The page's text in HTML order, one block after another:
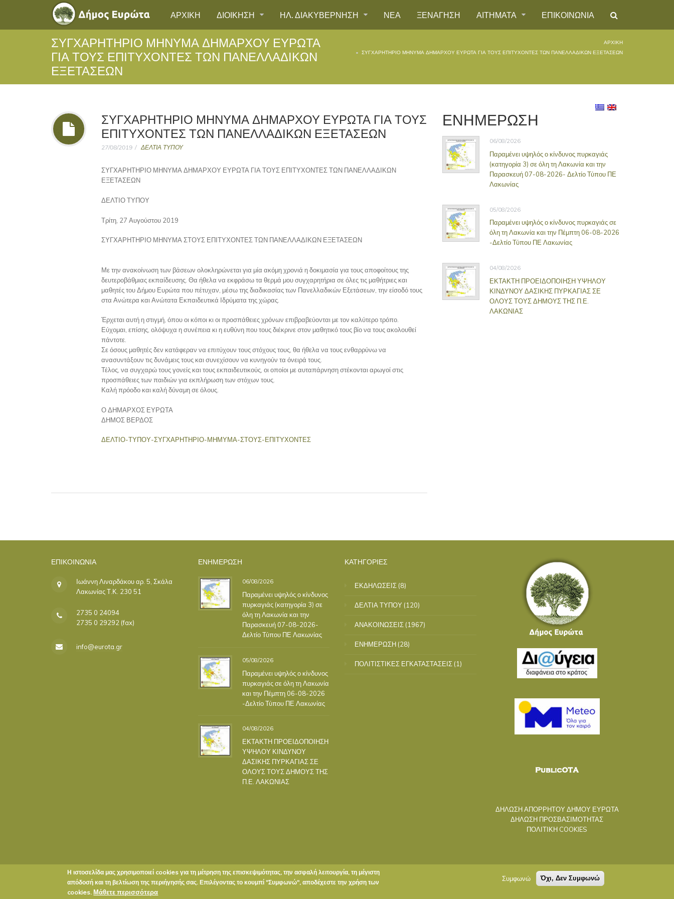
ΑΡΧΙΚΗ ΔΙΟΙΚΗΣΗ ΗΛ. ΔΙΑΚΥΒΕΡΝΗΣΗ ΝΕΑ ΞΕΝΑΓΗΣΗ ΑΙΤΗΜΑΤΑ ΕΠΙΚΟΙΝΩΝΙΑ
ΣΥΓΧΑΡΗΤΗΡΙΟ ΜΗΝΥΜΑ ΔΗΜΑΡΧΟΥ ΕΥΡΩΤΑ
ΓΙΑ ΤΟΥΣ ΕΠΙΤΥΧΟΝΤΕΣ ΤΩΝ ΠΑΝΕΛΛΑΔΙΚΩΝ
ΕΞΕΤΑΣΕΩΝ
ΑΡΧΙΚΉ
ΣΥΓΧΑΡΗΤΗΡΙΟ ΜΗΝΥΜΑ ΔΗΜΑΡΧΟΥ ΕΥΡΩΤΑ ΓΙΑ ΤΟΥΣ ΕΠΙΤΥΧΟΝΤΕΣ ΤΩΝ ΠΑΝΕΛΛΑΔΙΚΩΝ ΕΞΕΤΑΣΕΩΝ
ΣΥΓΧΑΡΗΤΗΡΙΟ ΜΗΝΥΜΑ ΔΗΜΑΡΧΟΥ ΕΥΡΩΤΑ ΓΙΑ ΤΟΥΣ
ΕΠΙΤΥΧΟΝΤΕΣ ΤΩΝ ΠΑΝΕΛΛΑΔΙΚΩΝ ΕΞΕΤΑΣΕΩΝ
27/08/2019 ΔΕΛΤΙΑ ΤΥΠΟΥ
ΣΥΓΧΑΡΗΤΗΡΙΟ ΜΗΝΥΜΑ ΔΗΜΑΡΧΟΥ ΕΥΡΩΤΑ ΓΙΑ ΤΟΥΣ ΕΠΙΤΥΧΟΝΤΕΣ ΤΩΝ ΠΑΝΕΛΛΑΔΙΚΩΝ
ΕΞΕΤΑΣΕΩΝ
ΔΕΛΤΙΟ ΤΥΠΟΥ
Τρίτη, 27 Αυγούστου 2019
ΣΥΓΧΑΡΗΤΗΡΙΟ ΜΗΝΥΜΑ ΣΤΟΥΣ ΕΠΙΤΥΧΟΝΤΕΣ ΤΩΝ ΠΑΝΕΛΛΑΔΙΚΩΝ ΕΞΕΤΑΣΕΩΝ
Με την ανακοίνωση των βάσεων ολοκληρώνεται για μία ακόμη χρονιά η δοκιμασία για τους αποφοίτους της
δευτεροβάθμιας εκπαίδευσης. Θα ήθελα να εκφράσω τα θερμά μου συγχαρητήρια σε όλες τις μαθήτριες και
μαθητές του Δήμου Ευρώτα που πέτυχαν, μέσω της διαδικασίας των Πανελλαδικών Εξετάσεων, την είσοδό τους
στα Ανώτερα και Ανώτατα Εκπαιδευτικά Ιδρύματα της χώρας.
Έρχεται αυτή η στιγμή, όπου οι κόποι κι οι προσπάθειες χρόνων επιβραβεύονται με τον καλύτερο τρόπο.
Εύχομαι, επίσης, ολόψυχα η συνέπεια κι η ευθύνη που τους διέκρινε στον μαθητικό τους βίο να τους ακολουθεί
πάντοτε.
Σε όσους μαθητές δεν κατάφεραν να επιτύχουν τους στόχους τους, θα ήθελα να τους ενθαρρύνω να
ανασυντάξουν τις δυνάμεις τους και συνεχίσουν να κυνηγούν τα όνειρά τους.
Τέλος, να συγχαρώ τους γονείς και τους εκπαιδευτικούς, οι οποίοι με αυταπάρνηση στέκονται αρωγοί στις
προσπάθειες των παιδιών για εκπλήρωση των στόχων τους.
Καλή πρόοδο και καλή δύναμη σε όλους.
Ο ΔΗΜΑΡΧΟΣ ΕΥΡΩΤΑ
ΔΗΜΟΣ ΒΕΡΔΟΣ
ΔΕΛΤΙΟ-ΤΥΠΟΥ-ΣΥΓΧΑΡΗΤΗΡΙΟ-ΜΗΜΥΜΑ-ΣΤΟΥΣ-ΕΠΙΤΥΧΟΝΤΕΣ
ΕΝΗΜΕΡΩΣΗ
06/08/2026
Παραμένει υψηλός ο κίνδυνος πυρκαγιάς
(κατηγορία 3) σε όλη τη Λακωνία και την
Παρασκευή 07-08-2026- Δελτίο Τύπου ΠΕ
Λακωνίας
05/08/2026
Παραμένει υψηλός ο κίνδυνος πυρκαγιάς σε
όλη τη Λακωνία και την Πέμπτη 06-08-2026
-Δελτίο Τύπου ΠΕ Λακωνίας
04/08/2026
ΕΚΤΑΚΤΗ ΠΡΟΕΙΔΟΠΟΙΗΣΗ ΥΨΗΛΟΥ
ΚΙΝΔΥΝΟΥ ΔΑΣΙΚΗΣ ΠΥΡΚΑΓΙΑΣ ΣΕ
ΟΛΟΥΣ ΤΟΥΣ ΔΗΜΟΥΣ ΤΗΣ Π.Ε.
ΛΑΚΩΝΙΑΣ
ΕΠΙΚΟΙΝΩΝΊΑ
Ιωάννη Λιναρδάκου αρ. 5, Σκάλα
Λακωνίας Τ.Κ. 230 51
2735 0 24094
2735 0 29292 (fax)
info@eurota.gr
ΕΝΗΜΕΡΩΣΗ
06/08/2026
Παραμένει υψηλός ο κίνδυνος
πυρκαγιάς (κατηγορία 3) σε
όλη τη Λακωνία και την
Παρασκευή 07-08-2026-
Δελτίο Τύπου ΠΕ Λακωνίας
05/08/2026
Παραμένει υψηλός ο κίνδυνος
πυρκαγιάς σε όλη τη Λακωνία
και την Πέμπτη 06-08-2026
-Δελτίο Τύπου ΠΕ Λακωνίας
04/08/2026
ΕΚΤΑΚΤΗ ΠΡΟΕΙΔΟΠΟΙΗΣΗ
ΥΨΗΛΟΥ ΚΙΝΔΥΝΟΥ
ΔΑΣΙΚΗΣ ΠΥΡΚΑΓΙΑΣ ΣΕ
ΟΛΟΥΣ ΤΟΥΣ ΔΗΜΟΥΣ ΤΗΣ
Π.Ε. ΛΑΚΩΝΙΑΣ
ΚΑΤΗΓΟΡΙΕΣ
ΕΚΔΗΛΩΣΕΙΣ (8)
ΔΕΛΤΙΑ ΤΥΠΟΥ (120)
ΑΝΑΚΟΙΝΩΣΕΙΣ (1967)
ΕΝΗΜΕΡΩΣΗ (28)
ΠΟΛΙΤΙΣΤΙΚΕΣ ΕΓΚΑΤΑΣΤΑΣΕΙΣ (1)
ΔΗΛΩΣΗ ΑΠΟΡΡΗΤΟΥ ΔΗΜΟΥ ΕΥΡΩΤΑ
ΔΗΛΩΣΗ ΠΡΟΣΒΑΣΙΜΟΤΗΤΑΣ
ΠΟΛΙΤΙΚΗ COOKIES
Copyright © 2020 ΔΗΜΟΣ ΕΥΡΩΤΑ Ακολουθήστε μας
Η ιστοσελίδα μας χρησιμοποιεί cookies για τη μέτρηση της επισκεψιμότητας, την ασφαλή λειτουργία, τη μέγιστη
απόδοσή και τη βελτίωση της περιήγησής σας. Επιλέγοντας το κουμπί "Συμφωνώ", αποδέχεστε την χρήση των
cookies. Μάθετε περισσότερα
Συμφωνώ Όχι, Δεν Συμφωνώ